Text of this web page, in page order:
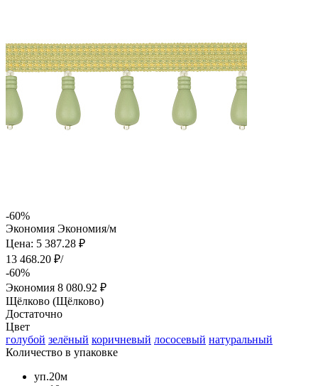
-60%
Экономия Экономия/м
Цена: 5 387.28 ₽
13 468.20 ₽/
-60%
Экономия 8 080.92 ₽
Щёлково (Щёлково)
Достаточно
Цвет
голубой зелёный коричневый лососевый натуральный
Количество в упаковке
уп.20м